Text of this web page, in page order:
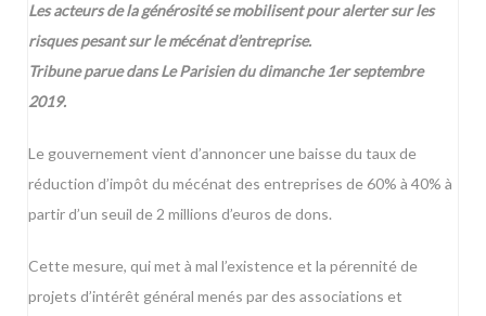
Les acteurs de la générosité se mobilisent pour alerter sur les
risques pesant sur le mécénat d’entreprise.
Tribune parue dans Le Parisien du dimanche 1er septembre
2019.
Le gouvernement vient d’annoncer une baisse du taux de
réduction d’impôt du mécénat des entreprises de 60% à 40% à
partir d’un seuil de 2 millions d’euros de dons.
Cette mesure, qui met à mal l’existence et la pérennité de
projets d’intérêt général menés par des associations et